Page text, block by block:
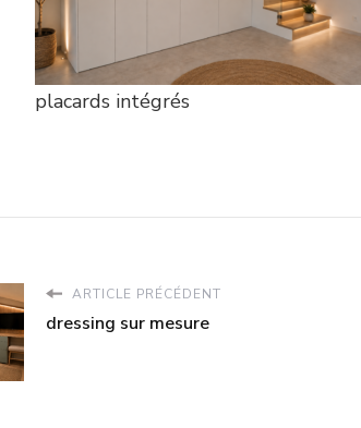
placards intégrés
ARTICLE PRÉCÉDENT
dressing sur mesure